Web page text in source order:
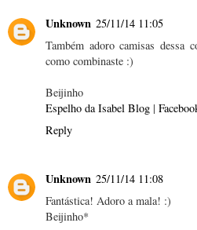
Unknown 25/11/14 11:05
Também adoro camisas dessa
como combinaste :)
Beijinho
Espelho da Isabel Blog |
Reply
Unknown 25/11/14 11:08
Fantástica! Adoro a mala! :)
Beijinho*